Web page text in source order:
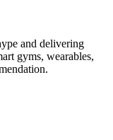
and delivering
gyms, wearables,